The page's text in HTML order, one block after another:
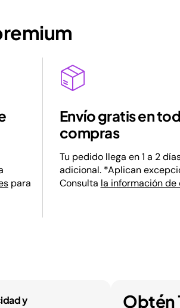
para
Envío gratis en
compras
Tu pedido llega en 1 a 2
adicional. *Aplican
Consulta la información de
y
Obtén